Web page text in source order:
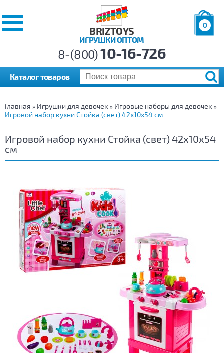
BRIZTOYS
ИГРУШКИ ОПТОМ
0
р.
8-(800)10-16-726
Каталог товаров
Главная » Игрушки для девочек » Игровые наборы для девочек »
Игровой набор кухни Стойка (свет) 42х10х54 см
Игровой набор кухни Стойка (свет) 42х10х54
см